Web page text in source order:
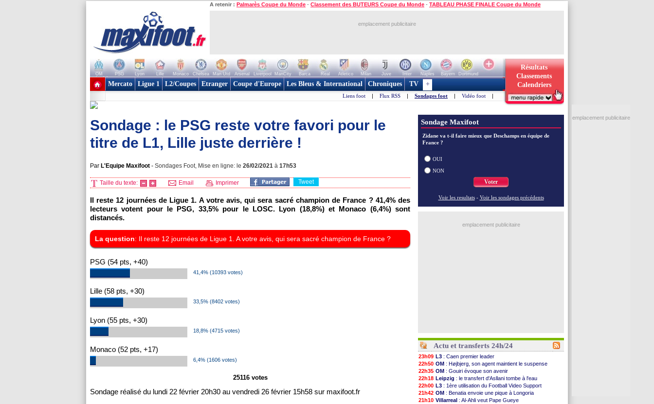
A retenir : Palmarès Coupe du Monde - Classement des BUTEURS Coupe du Monde - TABLEAU PHASE FINALE Coupe du Monde
emplacement publicitaire
OM PSG Lyon Lille Monaco Chelsea Man Utd Arsenal Liverpool ManCity Barca Real Atletico Milan Juve Inter Naples Bayern
Dortmund
+ de clubs
Résultats
Classements
Calendriers
Mercato Ligue 1 L2/Coupes Etranger Coupe d'Europe Les Bleus & International Chroniques TV +
Liens foot | Flux RSS | Sondages foot | Vidéo foot |
Sondage : le PSG reste votre favori pour le
titre de L1, Lille juste derrière !
Par L'Equipe Maxifoot - Sondages Foot, Mise en ligne: le 26/02/2021 à 17h53
Taille du texte: Email Imprimer Tweet
Il reste 12 journées de Ligue 1. A votre avis, qui sera sacré champion de France ? 41,4% des
lecteurs votent pour le PSG, 33,5% pour le LOSC. Lyon (18,8%) et Monaco (6,4%) sont
distancés.
La question: Il reste 12 journées de Ligue 1. A votre avis, qui sera sacré champion de France ?
PSG (54 pts, +40)
41,4% (10393 votes)
Lille (58 pts, +30)
33,5% (8402 votes)
Lyon (55 pts, +30)
18,8% (4715 votes)
Monaco (52 pts, +17)
6,4% (1606 votes)
25116 votes
Sondage réalisé du lundi 22 février 20h30 au vendredi 26 février 15h58 sur maxifoot.fr
Sondage Maxifoot
Zidane va t-il faire mieux que Deschamps en équipe de
France ?
OUI
NON
Voter
Voir les resultats - Voir les sondages précédents
emplacement publicitaire
Actu et transferts 24h/24
23h09 L3 : Caen premier leader
22h50 OM : Højbjerg, son agent maintient le suspense
22h35 OM : Gouiri évoque son avenir
22h18 Leipzig : le transfert d'Asllani tombe à l'eau
22h00 L3 : 1ère utilisation du Football Video Support
21h42 OM : Benatia envoie une pique à Longoria
21h10 Villarreal : Al-Ahli veut Pape Gueye
emplacement publicitaire